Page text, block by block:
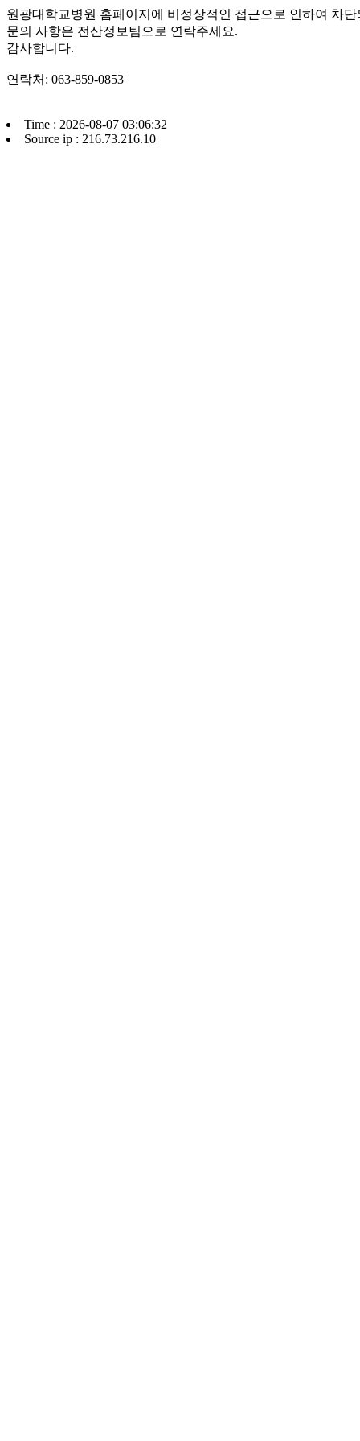
원광대학교병원 홈페이지에 비정상적인 접근으로 인하여 차
문의 사항은 전산정보팀으로 연락주세요.
감사합니다.
연락처: 063-859-0853
Time : 2026-08-07 03:06:32
Source ip : 216.73.216.10